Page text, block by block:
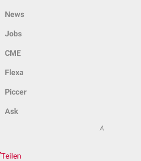
News
Jobs
CME
Flexa
Piccer
Ask
A
Teilen